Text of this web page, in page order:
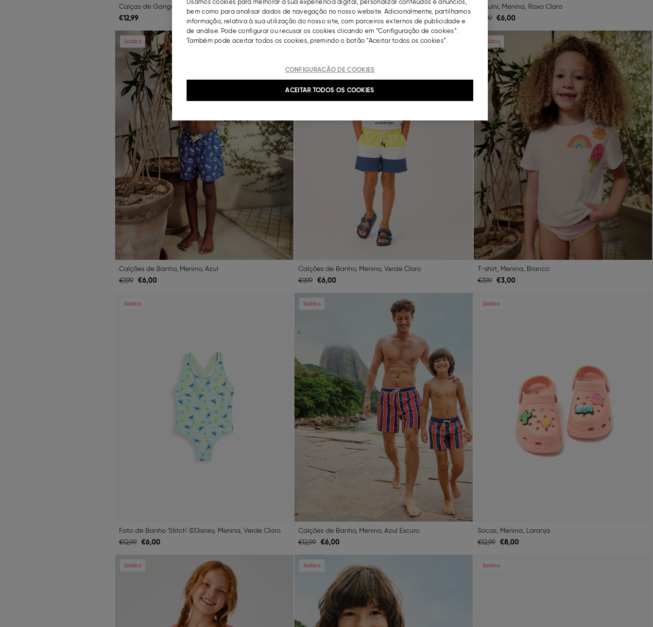
Calças de Ganga, Menina, Azul Claro
€12,99
Calças de Ganga, Menina, Roxo Claro
€12,99
Biquíni, Menina, Roxo Claro
99 €6,00
Saldos
Previous Next
Calções de Banho, Menino, Azul
€7,99 €6,00
Saldos
Previous
Calções de Banho, Menino, Verde Claro
€9,99 €6,00
Saldos
Previous Next
T-shirt, Menina, Branco
€7,99 €3,00
Saldos
Fato de Banho 'Stitch' ©Disney, Menina, Verde Claro
€12,99 €6,00
Saldos
Previous
Calções de Banho, Menino, Azul Escuro
€12,99 €6,00
Saldos
Socas, Menina, Laranja
€12,99 €8,00
Saldos Saldos
Previous
Saldos
Usamos cookies para melhorar a sua experiência digital, personalizar conteúdos e anúncios,
bem como para analisar dados de navegação no nosso website. Adicionalmente, partilhamos
informação, relativa à sua utilização do nosso site, com parceiros externos de publicidade e
de análise. Pode configurar ou recusar os cookies clicando em “Configuração de cookies”.
Também pode aceitar todos os cookies, premindo o botão “Aceitar todos os cookies”.
CONFIGURAÇÃO DE COOKIES
ACEITAR TODOS OS COOKIES